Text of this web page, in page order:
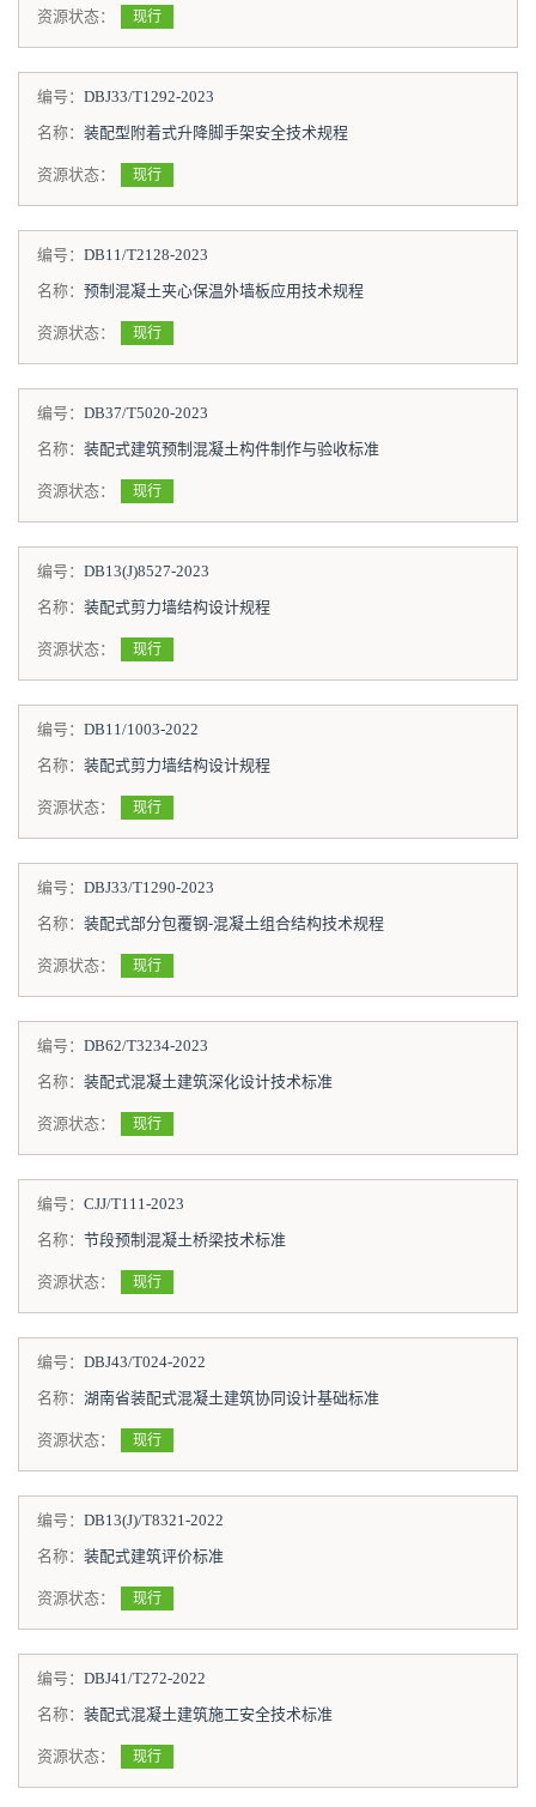
资源状态： 现行
编号： DBJ33/T1292-2023
名称： 装配型附着式升降脚手架安全技术规程
资源状态： 现行
编号： DB11/T2128-2023
名称： 预制混凝土夹心保温外墙板应用技术规程
资源状态： 现行
编号： DB37/T5020-2023
名称： 装配式建筑预制混凝土构件制作与验收标准
资源状态： 现行
编号： DB13(J)8527-2023
名称： 装配式剪力墙结构设计规程
资源状态： 现行
编号： DB11/1003-2022
名称： 装配式剪力墙结构设计规程
资源状态： 现行
编号： DBJ33/T1290-2023
名称： 装配式部分包覆钢-混凝土组合结构技术规程
资源状态： 现行
编号： DB62/T3234-2023
名称： 装配式混凝土建筑深化设计技术标准
资源状态： 现行
编号： CJJ/T111-2023
名称： 节段预制混凝土桥梁技术标准
资源状态： 现行
编号： DBJ43/T024-2022
名称： 湖南省装配式混凝土建筑协同设计基础标准
资源状态： 现行
编号： DB13(J)/T8321-2022
名称： 装配式建筑评价标准
资源状态： 现行
编号： DBJ41/T272-2022
名称： 装配式混凝土建筑施工安全技术标准
资源状态： 现行